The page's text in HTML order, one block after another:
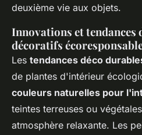
deuxième vie aux objets.
Innovations et tendances
décoratifs
Les tendances déco
de plantes d'intérieur
couleurs naturelles pour
teintes terreuses ou
atmosphère relaxante. Les